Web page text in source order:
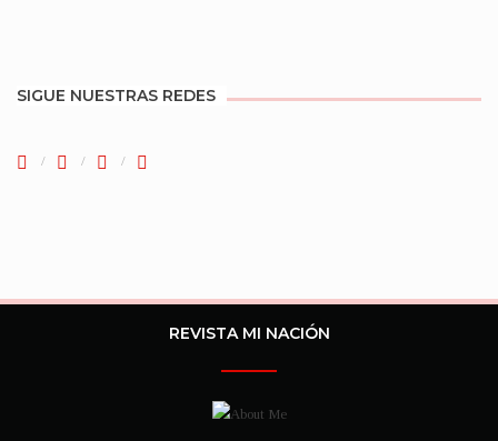
SIGUE NUESTRAS REDES
REVISTA MI NACIÓN